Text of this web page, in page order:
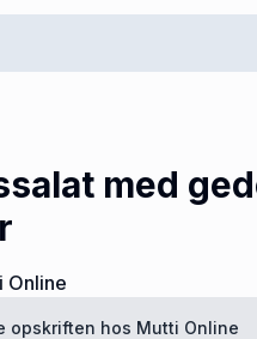
med
Online
opskriften hos Mutti Online